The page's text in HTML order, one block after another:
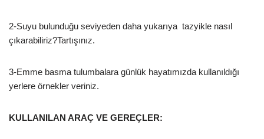
2-Suyu bulunduğu seviyeden daha yukarıya tazyikle nasıl
çıkarabiliriz?Tartışınız.
3-Emme basma tulumbalara günlük hayatımızda kullanıldığı
yerlere örnekler veriniz.
KULLANILAN ARAÇ VE GEREÇLER: